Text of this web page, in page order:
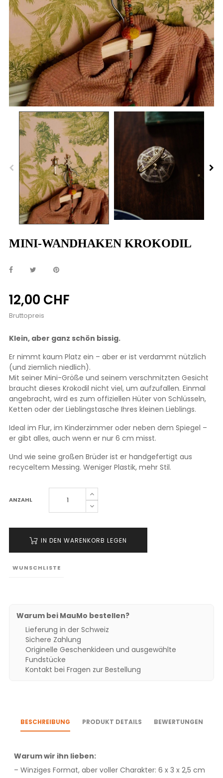
MINI-WANDHAKEN KROKODIL
12,00 CHF
Bruttopreis
Klein, aber ganz schön bissig.
Er nimmt kaum Platz ein – aber er ist verdammt nützlich
(und ziemlich niedlich).
Mit seiner Mini-Größe und seinem verschmitzten Gesicht
braucht dieses Krokodil nicht viel, um aufzufallen. Einmal
angebracht, wird es zum offiziellen Hüter von Schlüsseln,
Ketten oder der Lieblingstasche Ihres kleinen Lieblings.
Ideal im Flur, im Kinderzimmer oder neben dem Spiegel –
er gibt alles, auch wenn er nur 6 cm misst.
Und wie seine großen Brüder ist er handgefertigt aus
recyceltem Messing. Weniger Plastik, mehr Stil.
ANZAHL
IN DEN WARENKORB LEGEN
WUNSCHLISTE
Warum bei MauMo bestellen?
Lieferung in der Schweiz
Sichere Zahlung
Originelle Geschenkideen und ausgewählte
Fundstücke
Kontakt bei Fragen zur Bestellung
BESCHREIBUNG PRODUKT DETAILS BEWERTUNGEN
Warum wir ihn lieben:
– Winziges Format, aber voller Charakter: 6 x 3 x 2,5 cm